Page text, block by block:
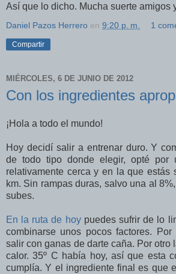
Así que lo dicho. Mucha suerte amigos
Daniel Pazos Herrero en 9:20 p. m. 1
Compartir
MIÉRCOLES, 6 DE JUNIO DE 2012
Con los ingredientes
¡Hola a todo el mundo!
Hoy decidí salir a entrenar duro. Y
de todo tipo donde elegir, opté por
relativamente cerca y en la que estás
km. Sin rampas duras, salvo una al
subes.
En la ruta de hoypuedes sufrir de lo
combinarse unos pocos factores.
salir con ganas de darte caña. Por otro
calor. 35º C había hoy, así que esta
cumplía. Y el ingrediente final es que